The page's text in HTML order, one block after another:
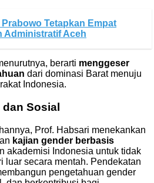
Prabowo Tetapkan Empat
Administratif Aceh
berarti menggeser
dari dominasi Barat menuju
Indonesia.
Sosial
Prof. Habsari menekankan
kajian gender berbasis
akademisi Indonesia untuk tidak
luar secara mentah. Pendekatan
pengetahuan gender